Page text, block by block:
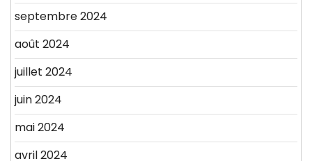
septembre 2024
août 2024
juillet 2024
juin 2024
mai 2024
avril 2024